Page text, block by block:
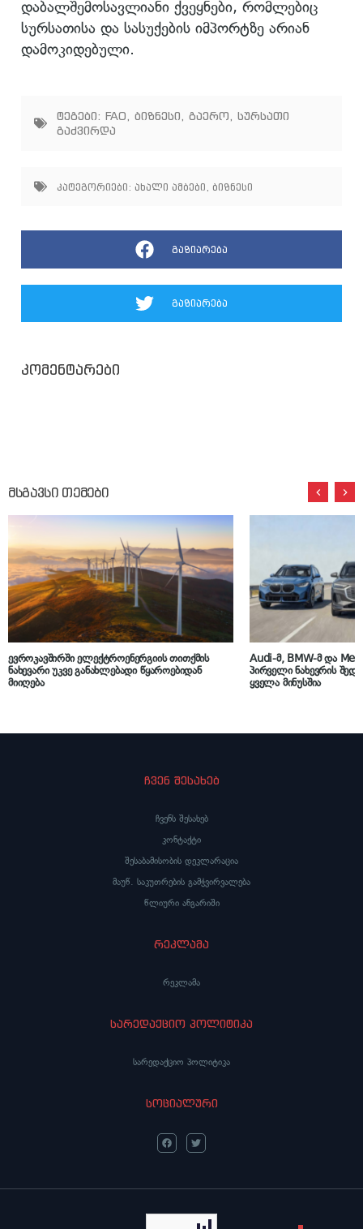
დაბალშემოსავლიანი ქვეყნები, რომლებიც
სურსათისა და სასუქების იმპორტზე არიან
დამოკიდებული.
ტეგები: FAO, ბიზნესი, გაერო, სურსათი
გაძვირდა
კატეგორიები: ახალი ამბები ბიზნესი
გაზიარება
გაზიარება
კომენტარები
მსგავსი თემები
ევროკავშირში ელექტროენერგიის თითქმის
ნახევარი უკვე განახლებადი წყაროებიდან
მიიღება
Audi-მ, BMW-მ და
პირველი ნახევრის
ყველა მინუსშია
ჩვენ შესახებ
ჩვენს შესახებ
კონტაქტი
შესაბამისობის დეკლარაცია
მაუწ. საკუთრების გამჭვირვალება
წლიური ანგარიში
რეკლამა
რეკლამა
სარედაქციო პოლიტიკა
სარედაქციო პოლიტიკა
სოციალური